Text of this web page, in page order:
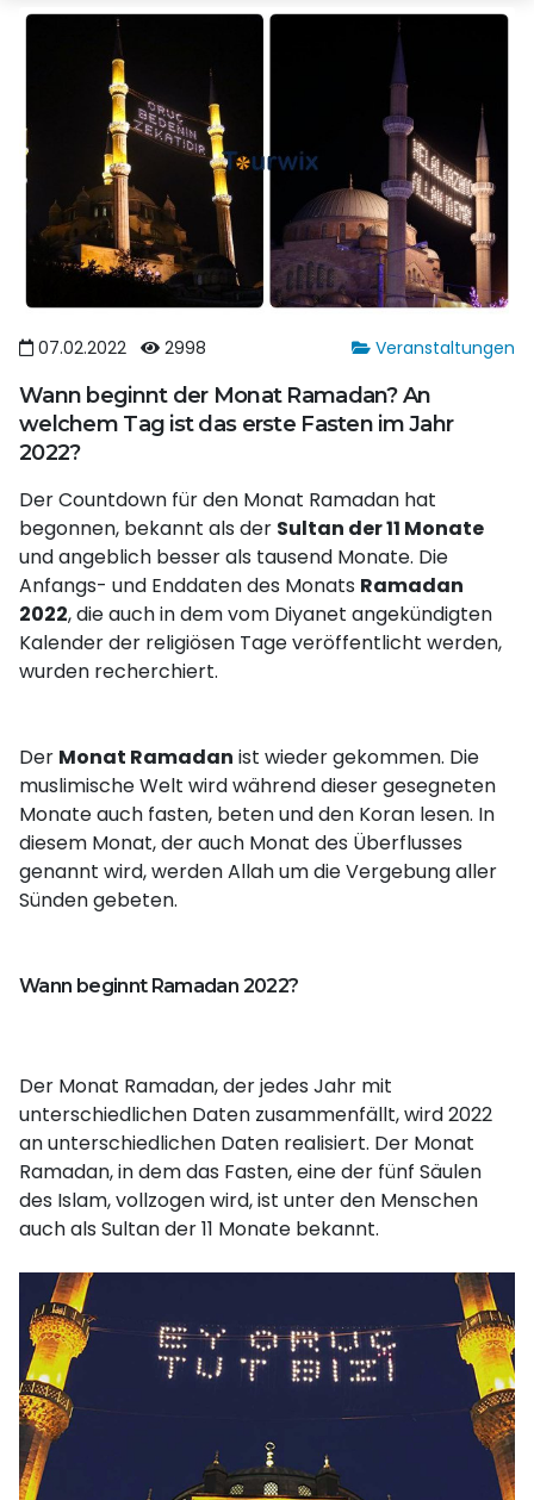
Veranstaltungen
07.02.2022 2998
Wann beginnt der Monat Ramadan? An
welchem ​​Tag ist das erste Fasten im Jahr
2022?
Der Countdown für den Monat Ramadan hat
begonnen, bekannt als der Sultan der 11 Monate
und angeblich besser als tausend Monate. Die
Anfangs- und Enddaten des Monats Ramadan
2022, die auch in dem vom Diyanet angekündigten
Kalender der religiösen Tage veröffentlicht werden,
wurden recherchiert.
Der Monat Ramadan ist wieder gekommen. Die
muslimische Welt wird während dieser gesegneten
Monate auch fasten, beten und den Koran lesen. In
diesem Monat, der auch Monat des Überflusses
genannt wird, werden Allah um die Vergebung aller
Sünden gebeten.
Wann beginnt Ramadan 2022?
Der Monat Ramadan, der jedes Jahr mit
unterschiedlichen Daten zusammenfällt, wird 2022
an unterschiedlichen Daten realisiert. Der Monat
Ramadan, in dem das Fasten, eine der fünf Säulen
des Islam, vollzogen wird, ist unter den Menschen
auch als Sultan der 11 Monate bekannt.